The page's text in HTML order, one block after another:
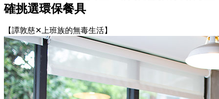
確挑選環保餐具
【譚敦慈✕上班族的無毒生活】